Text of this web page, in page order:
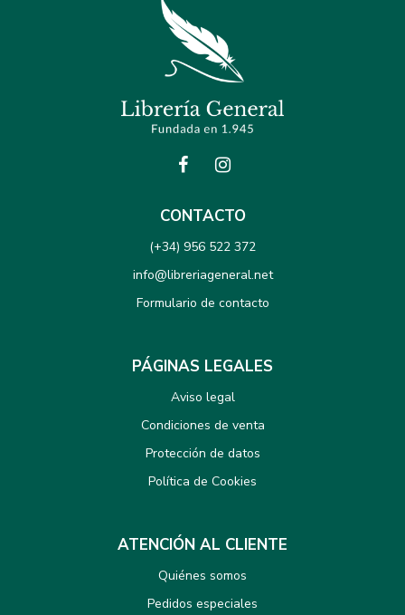
CONTACTO
(+34) 956 522 372
info@libreriageneral.net
Formulario de contacto
PÁGINAS LEGALES
Aviso legal
Condiciones de venta
Protección de datos
Política de Cookies
ATENCIÓN AL CLIENTE
Quiénes somos
Pedidos especiales